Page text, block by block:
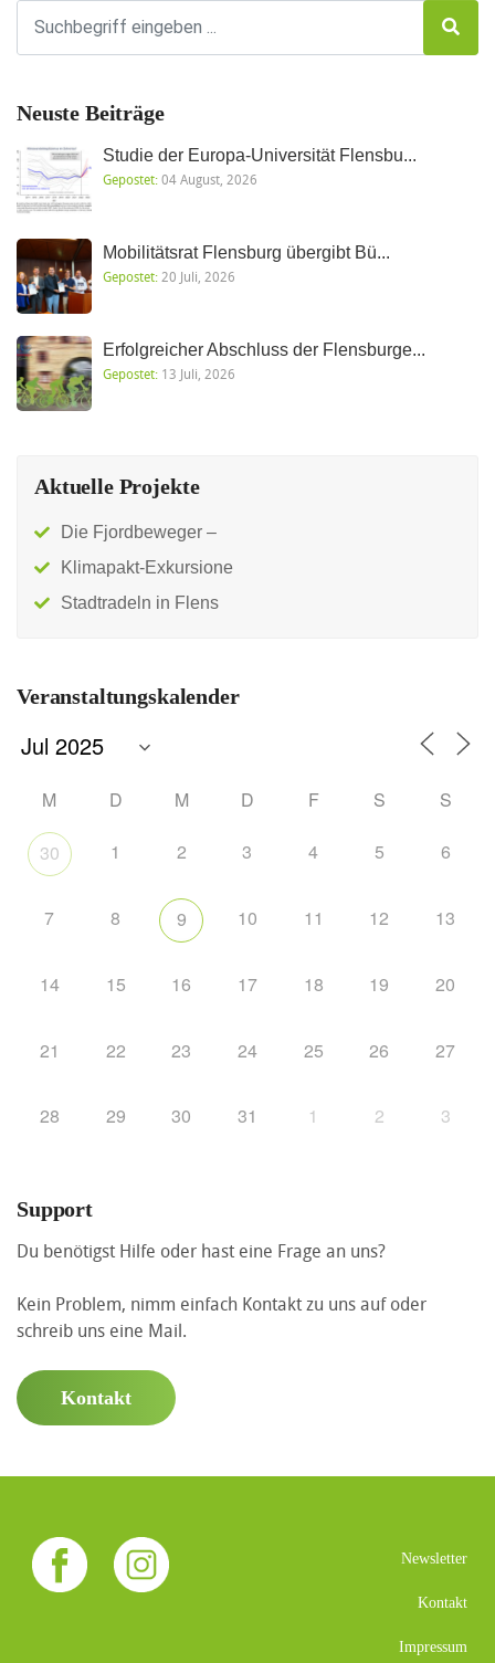
Neuste Beiträge
Studie der Europa-Universität Flensbu...
Gepostet:04 August, 2026
Mobilitätsrat Flensburg übergibt Bü...
Gepostet: 20 Juli, 2026
Erfolgreicher Abschluss der Flensburge...
Gepostet: 13 Juli, 2026
Aktuelle Projekte
Die Fjordbeweger –
Klimapakt-Exkursione
Stadtradeln in Flens
Veranstaltungskalender
M D M D F S S
30 1 2 3 4 5 6
7 8 9 10 11 12 13
14 15 16 17 18 19 20
21 22 23 24 25 26 27
28 29 30 31 1 2 3
Support
Du benötigst Hilfe oder hast eine Frage an uns?
Kein Problem, nimm einfach Kontakt zu uns auf oder
schreib uns eine Mail.
Kontakt
Newsletter
Kontakt
Impressum